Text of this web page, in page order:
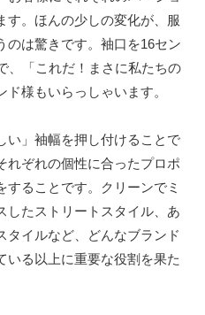
す。ほんの少しの変化が、服
のは驚きです。袖口を16セン
、「これだ！まさに私たちの
様もいらっしゃいます。
い」袖幅を押し付けることで
れぞれの個性に合ったプロポ
ることです。クリーンでミ
したストリートスタイル、あ
タイルなど、どんなブランド
いる以上に重要な役割を果た